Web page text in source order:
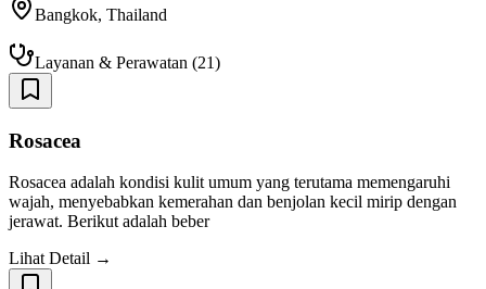
Bangkok, Thailand
Layanan & Perawatan (21)
Rosacea
Rosacea adalah kondisi kulit umum yang terutama memengaruhi
wajah, menyebabkan kemerahan dan benjolan kecil mirip dengan
jerawat. Berikut adalah beber
Lihat Detail →